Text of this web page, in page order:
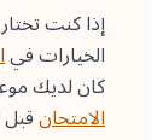
إذا كنت
الخيارات في
كان لديك
الامتحان